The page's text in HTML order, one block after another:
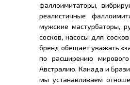
фаллоимитаторы,
реалистичные
мужские мастурбаторы,
сосков, насосы для
бренд обещает уважать
по расширению
Австралию, Канада и
мы устанавливаем